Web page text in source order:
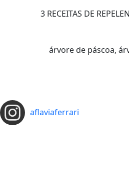
3 RECEITAS DE
árvore de páscoa,
aflaviaferrari